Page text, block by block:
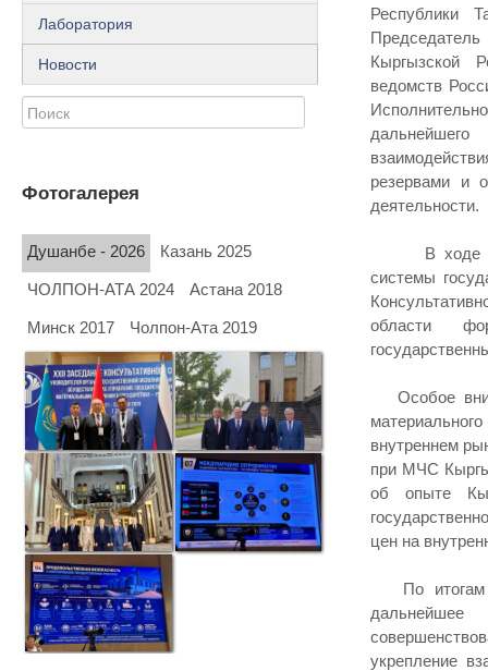
Лаборатория
Новости
Фотогалерея
Душанбе - 2026 Казань 2025
ЧОЛПОН-АТА 2024 Астана 2018
Минск 2017 Чолпон-Ата 2019
Республики
Кыргызской
ведомств
дальнейшего
резервами и
деятельности.
В ходе
системы
области
Особое
внутреннем
при МЧС
об опыте
цен на
По итогам
дальнейшее
укрепление